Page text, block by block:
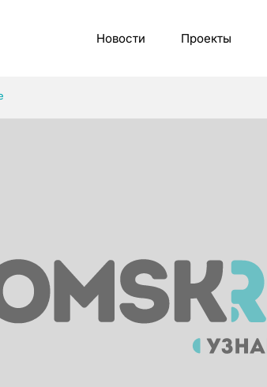
Новости Проекты